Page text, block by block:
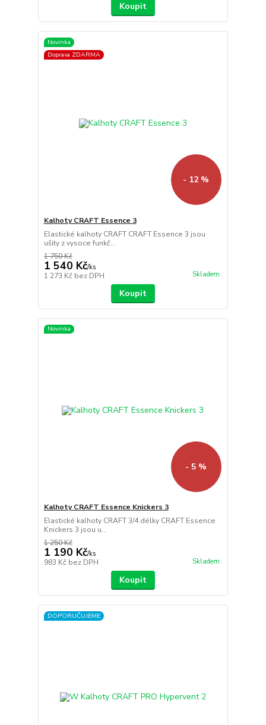
Koupit
Novinka
Doprava ZDARMA
- 12 %
Kalhoty CRAFT Essence 3
Elastické kalhoty CRAFT CRAFT Essence 3 jsou
ušity z vysoce funkč...
1 750 Kč
1 540 Kč/ks
1 273 Kč bez DPH Skladem
Koupit
Novinka
- 5 %
Kalhoty CRAFT Essence Knickers 3
Elastické kalhoty CRAFT 3/4 délky CRAFT Essence
Knickers 3 jsou u...
1 250 Kč
1 190 Kč/ks
983 Kč bez DPH Skladem
Koupit
DOPORUČUJEME